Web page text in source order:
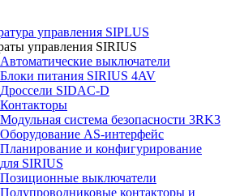
управления SIPLUS
управления SIRIUS
Автоматические выключатели
Блоки питания SIRIUS 4AV
Дроссели SIDAC-D
Контакторы
Модульная система безопасности 3RK3
Оборудование AS-интерфейс
Планирование и конфигурирование
для SIRIUS
Позиционные выключатели
Полупроводниковые контакторы и